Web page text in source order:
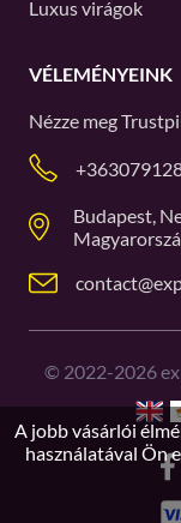
Luxus virágok
VÉLEMÉNYEINK
Nézze meg
Budapest,
© 2022-2026
A jobb vásárlói
használatával Ön